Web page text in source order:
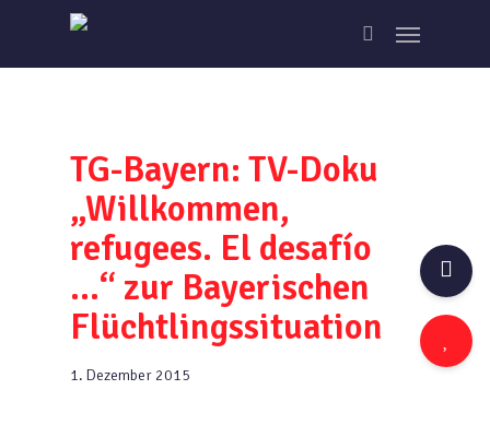
main
search
Menu
TG-Bayern: TV-Doku
„Willkommen,
refugees. El desafío
…“ zur Bayerischen
Flüchtlingssituation
1. Dezember 2015